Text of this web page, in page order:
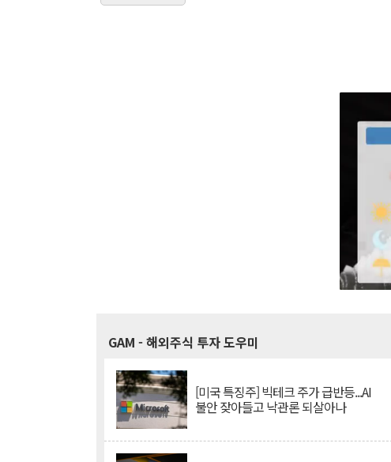
GAM - 해외주식 투자 도우미
[미국 특징주] 빅테크 주가 급반등...AI
불안 잦아들고 낙관론 되살아나